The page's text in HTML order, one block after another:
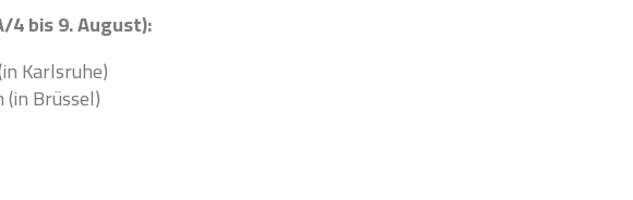
4 bis 9. August):
Karlsruhe)
Brüssel)